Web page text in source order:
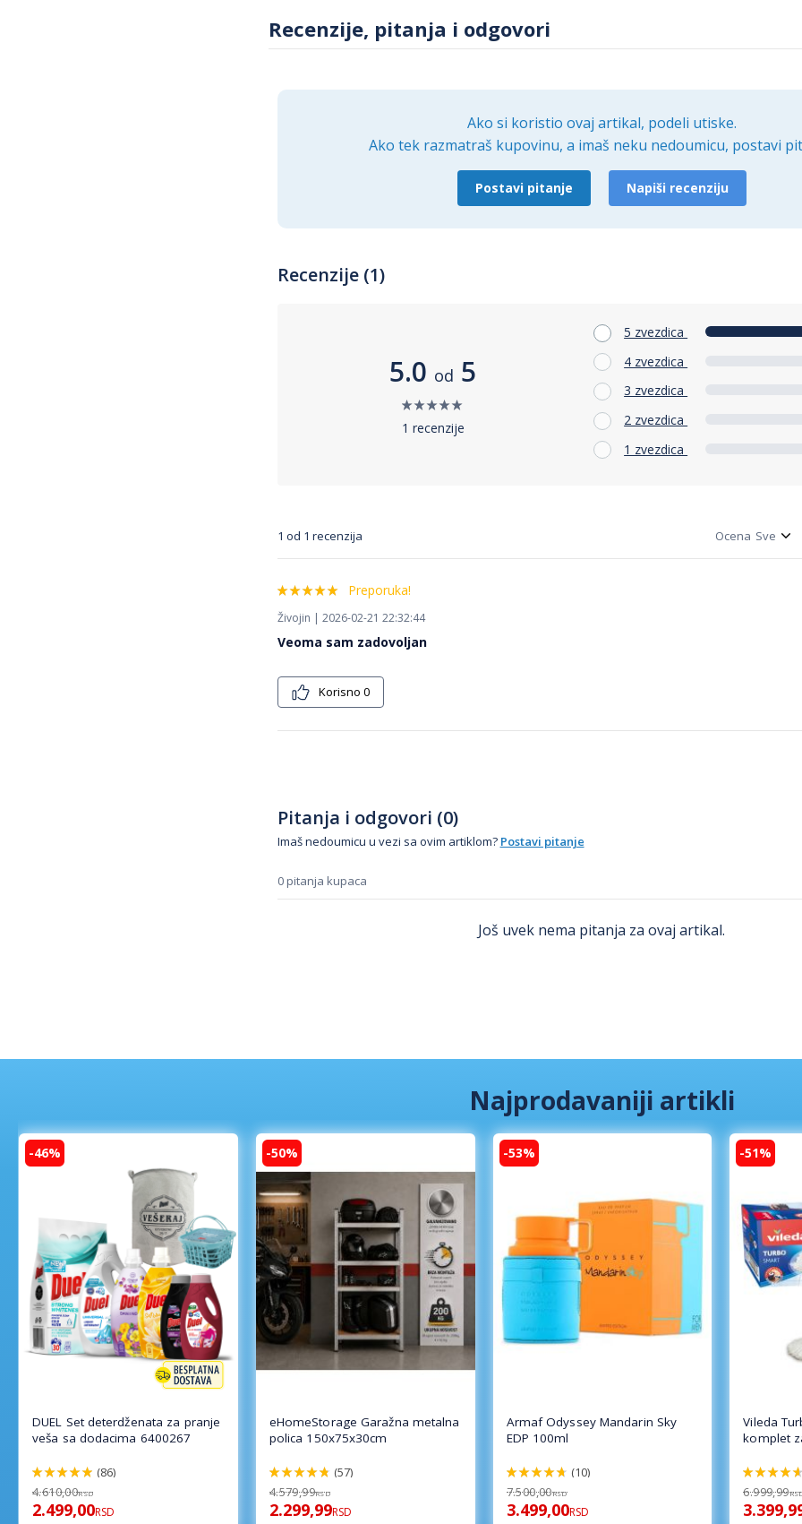
Recenzije, pitanja i odgovori
Ako si koristio ovaj artikal, podeli utiske.
Ako tek razmatraš kupovinu, a imaš neku nedoumicu, postavi
Postavi pitanje Napiši recenziju
Recenzije (1)
5.0 od 5
1 recenzije
5 zvezdica
4 zvezdica
3 zvezdica
2 zvezdica
1 zvezdica
1 od 1 recenzija Ocena
Preporuka!
Živojin | 2026-02-21 22:32:44
Veoma sam zadovoljan
Korisno 0
Pitanja i odgovori (0)
Imaš nedoumicu u vezi sa ovim artiklom? Postavi pitanje
0 pitanja kupaca
Još uvek nema pitanja za ovaj artikal.
Najprodavaniji artikli
-46%
DUEL Set deterdženata za pranje
veša sa dodacima 6400267
98%
(86)
4.610,00RSD
2.499,00RSD
-50%
eHomeStorage Garažna metalna
polica 150x75x30cm
96%
(57)
4.579,99RSD
2.299,99RSD
-53%
Armaf Odyssey Mandarin Sky
EDP 100ml
94%
(10)
7.500,00RSD
3.499,00RSD
-51%
Vileda
komplet
92%
6.999,99